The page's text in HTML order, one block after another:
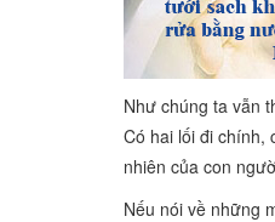
Như chúng ta vẫn
Có hai lối đi chính,
nhiên của con
Nếu nói về những